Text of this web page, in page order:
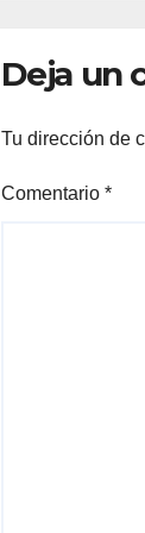
Deja un
Tu dirección de
Comentario *